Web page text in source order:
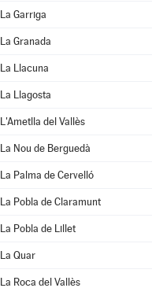
La Garriga
La Granada
La Llacuna
La Llagosta
L'Ametlla del Vallès
La Nou de Berguedà
La Palma de Cervelló
La Pobla de Claramunt
La Pobla de Lillet
La Quar
La Roca del Vallès